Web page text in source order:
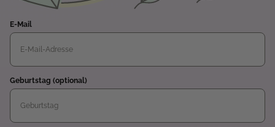
E-Mail
Geburtstag (optional)